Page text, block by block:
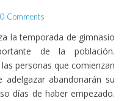
Comments
la temporada de gimnasio
de la población.
personas que comienzan
abandonarán su
días de haber empezado.